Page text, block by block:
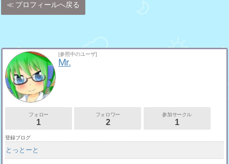
プロフィールへ戻る
[参照中のユーザ]
Mr.
フォロー
1
フォロワー
2
参加サークル
1
登録ブログ
とっとーと